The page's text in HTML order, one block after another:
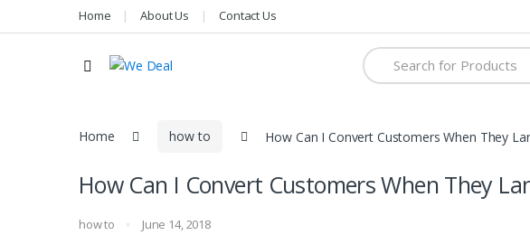
Home About Us Contact Us
Search
for:
Home how to How Can I Convert Customers When They
How Can I Convert Customers When They
how to June 14, 2018